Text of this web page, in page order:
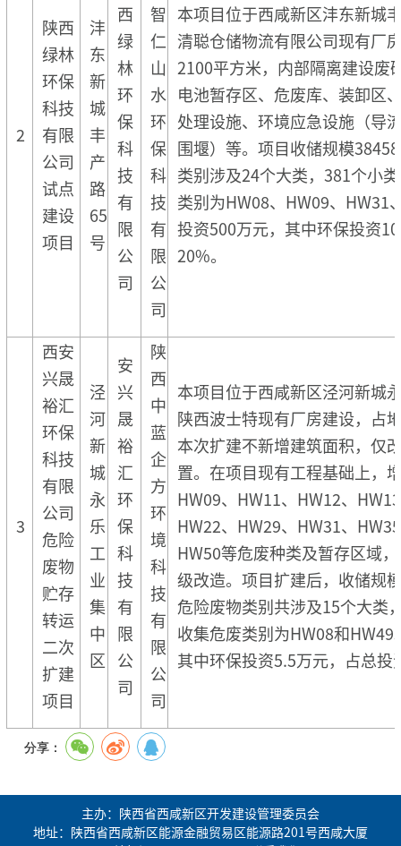
2
陕西
绿林
环保
科技
有限
公司
试点
建设
项目
沣
东
新
城
丰
产
路
65
号
西
绿
林
环
保
科
技
有
限
公
司
智
仁
山
水
环
保
科
技
有
限
公
司
本项目位于西咸新区沣东新城
清聪仓储物流有限公司现有厂
2100平方米，内部隔离建设废
电池暂存区、危废库、装卸区
处理设施、环境应急设施（导
围堰）等。项目收储规模
类别涉及24个大类，381个小
类别为HW08、HW09、HW31
投资500万元，其中环保投资
20%。
3
西安
兴晟
裕汇
环保
科技
有限
公司
危险
废物
贮存
转运
二次
扩建
项目
泾
河
新
城
永
乐
工
业
集
中
区
安
兴
晟
裕
汇
环
保
科
技
有
限
公
司
陕
西
中
蓝
企
方
环
境
科
技
有
限
公
司
本项目位于西咸新区泾河新城
陕西波士特现有厂房建设，占
本次扩建不新增建筑面积，仅
置。在项目现有工程基础上，
HW09、HW11、HW12、
HW22、HW29、HW31、
HW50等危废种类及暂存区域
级改造。项目扩建后，收储规
危险废物类别共涉及15个大类
收集危废类别为HW08和
其中环保投资5.5万元，占总投
分享：
主办：陕西省西咸新区开发建设管理委员会
地址：陕西省西咸新区能源金融贸易区能源路201号西咸大厦